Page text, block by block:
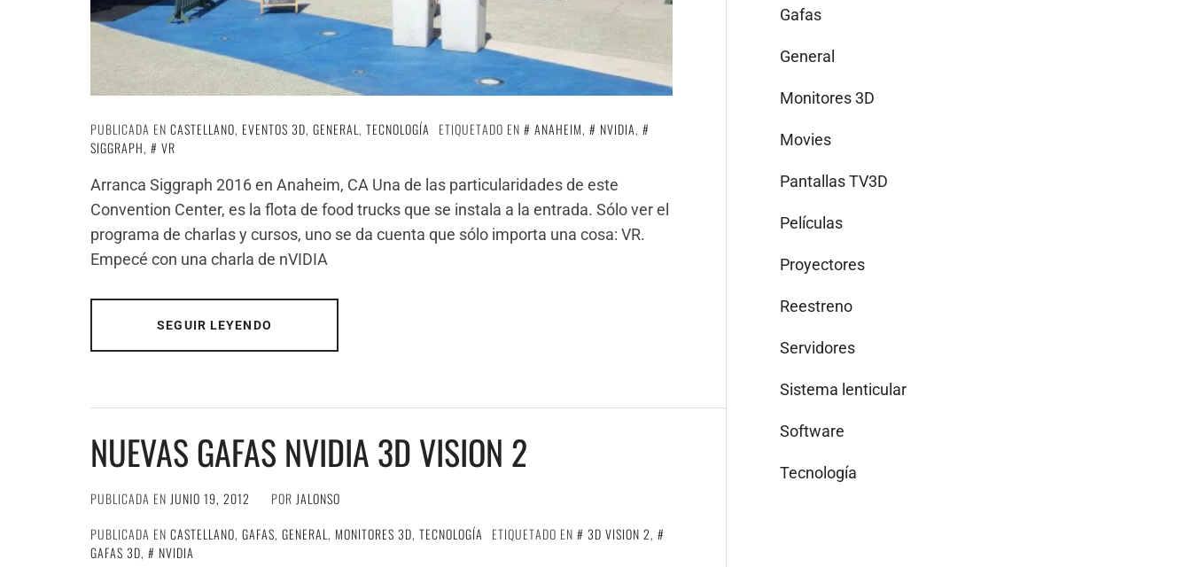
PUBLICADA EN CASTELLANO, EVENTOS 3D, GENERAL, TECNOLOGÍA ETIQUETADO EN ANAHEIM, NVIDIA,
SIGGRAPH,
VR
Arranca Siggraph 2016 en Anaheim, CA Una de las particularidades de este
Convention Center, es la flota de food trucks que se instala a la entrada. Sólo ver el
programa de charlas y cursos, uno se da cuenta que sólo importa una cosa: VR.
Empecé con una charla de nVIDIA
SEGUIR LEYENDO
NUEVAS GAFAS NVIDIA 3D VISION 2
PUBLICADA EN JUNIO 19, 2012 POR JALONSO
PUBLICADA EN CASTELLANO, GAFAS, GENERAL, MONITORES 3D, TECNOLOGÍA ETIQUETADO EN 3D VISION 2,
GAFAS 3D,
NVIDIA
Gafas
General
Monitores 3D
Movies
Pantallas TV3D
Películas
Proyectores
Reestreno
Servidores
Sistema lenticular
Software
Tecnología